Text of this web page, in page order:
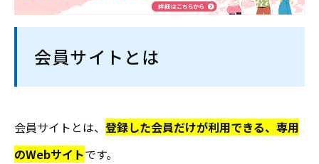
会員サイトとは
会員サイトとは、 登録した会員だけが利用できる、専用
のWebサイトです。